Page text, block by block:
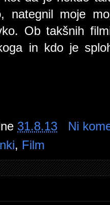
nategnil moje
Ob takšnih
in kdo je
31.8.13
Ni
, Film